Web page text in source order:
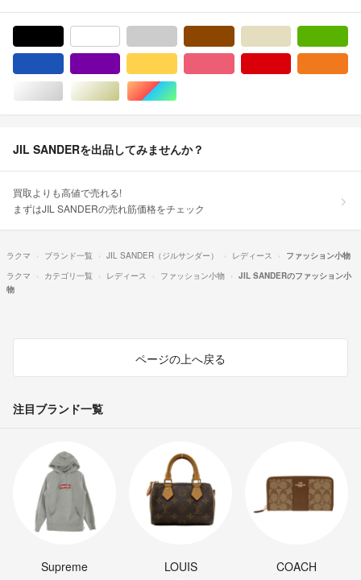
シルバー/銀色系ゴールド/金色系マルチカラー
JIL SANDERを出品してみませんか？
買取よりも高値で売れる!
まずはJIL SANDERの売れ筋価格をチェック
ラクマ ブランド一覧 JIL SANDER（ジルサンダー） レディース
ファッション小物
ラクマ
カテゴリ一覧 レディース ファッション小物
JIL SANDERのファッション小
物
ページの上へ戻る
注目ブランド一覧
Supreme
LOUIS
COACH